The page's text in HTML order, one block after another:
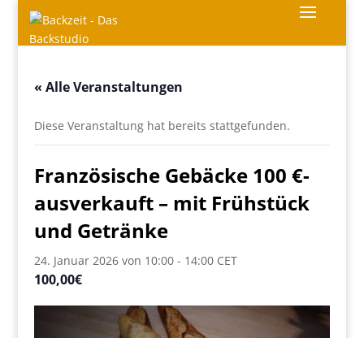
« Alle Veranstaltungen
Diese Veranstaltung hat bereits stattgefunden.
Französische Gebäcke 100 €-
ausverkauft – mit Frühstück
und Getränke
24. Januar 2026 von 10:00 - 14:00 CET
100,00€